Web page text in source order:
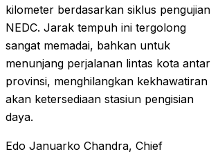
kilometer berdasarkan siklus pengujian
NEDC. Jarak tempuh ini tergolong
sangat memadai, bahkan untuk
menunjang perjalanan lintas kota antar
provinsi, menghilangkan kekhawatiran
akan ketersediaan stasiun pengisian
daya.
Edo Januarko Chandra, Chief